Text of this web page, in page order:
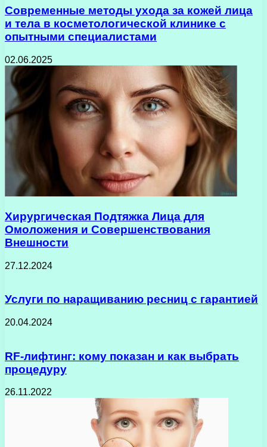
Современные методы ухода за кожей лица
и тела в косметологической клинике с
опытными специалистами
02.06.2025
Хирургическая Подтяжка Лица для
Омоложения и Совершенствования
Внешности
27.12.2024
Услуги по наращиванию ресниц с гарантией
20.04.2024
RF-лифтинг: кому показан и как выбрать
процедуру
26.11.2022